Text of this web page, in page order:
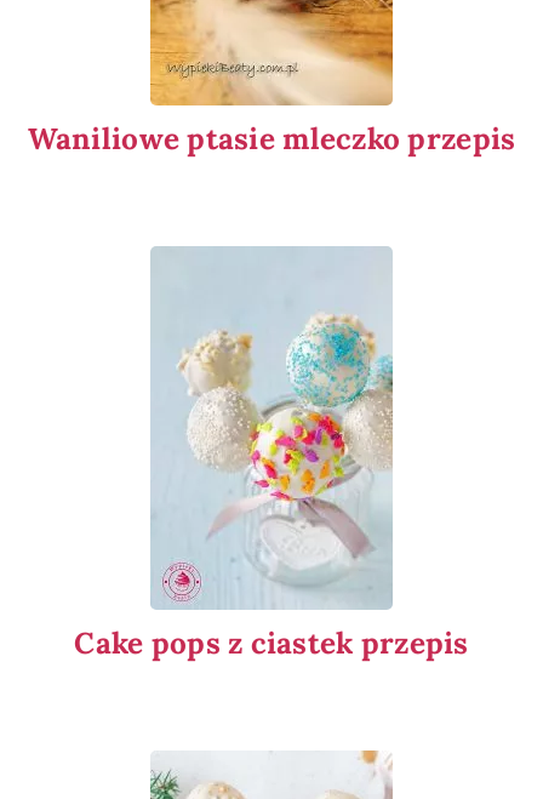
Waniliowe ptasie mleczko przepis
Cake pops z ciastek przepis